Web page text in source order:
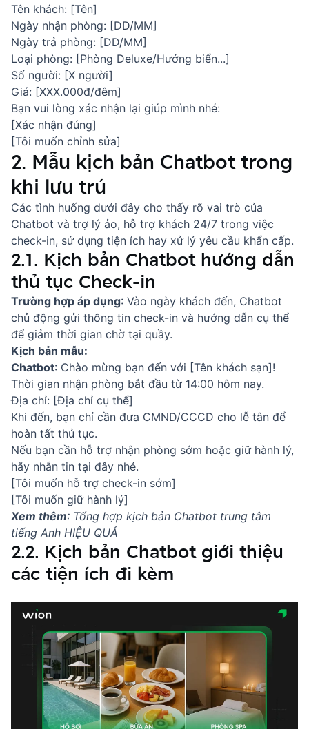
Tên khách: [Tên]
Ngày nhận phòng: [DD/MM]
Ngày trả phòng: [DD/MM]
Loại phòng: [Phòng Deluxe/Hướng biển...]
Số người: [X người]
Giá: [XXX.000đ/đêm]
Bạn vui lòng xác nhận lại giúp mình nhé:
[Xác nhận đúng]
[Tôi muốn chỉnh sửa]
2. Mẫu kịch bản Chatbot trong
khi lưu trú
Các tình huống dưới đây cho thấy rõ vai trò của
Chatbot và trợ lý ảo, hỗ trợ khách 24/7 trong việc
check-in, sử dụng tiện ích hay xử lý yêu cầu khẩn cấp.
2.1. Kịch bản Chatbot hướng dẫn
thủ tục Check-in
Trường hợp áp dụng: Vào ngày khách đến, Chatbot
chủ động gửi thông tin check-in và hướng dẫn cụ thể
để giảm thời gian chờ tại quầy.
Kịch bản mẫu:
Chatbot: Chào mừng bạn đến với [Tên khách sạn]!
Thời gian nhận phòng bắt đầu từ 14:00 hôm nay.
Địa chỉ: [Địa chỉ cụ thể]
Khi đến, bạn chỉ cần đưa CMND/CCCD cho lễ tân để
hoàn tất thủ tục.
Nếu bạn cần hỗ trợ nhận phòng sớm hoặc giữ hành lý,
hãy nhắn tin tại đây nhé.
[Tôi muốn hỗ trợ check-in sớm]
[Tôi muốn giữ hành lý]
Xem thêm: Tổng hợp kịch bản Chatbot trung tâm
tiếng Anh HIỆU QUẢ
2.2. Kịch bản Chatbot giới thiệu
các tiện ích đi kèm